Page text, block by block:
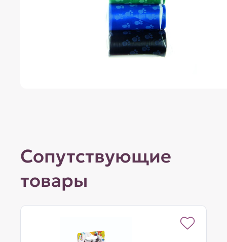
Сопутствующие
товары